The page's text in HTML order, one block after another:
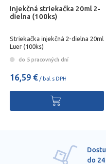
Injekčná striekačka 20ml 2-
dielna (100ks)
Striekačka injekčná 2-dielna 20ml
Luer (100ks)
do 5 pracovných dní
16,59 € / bal s DPH
do